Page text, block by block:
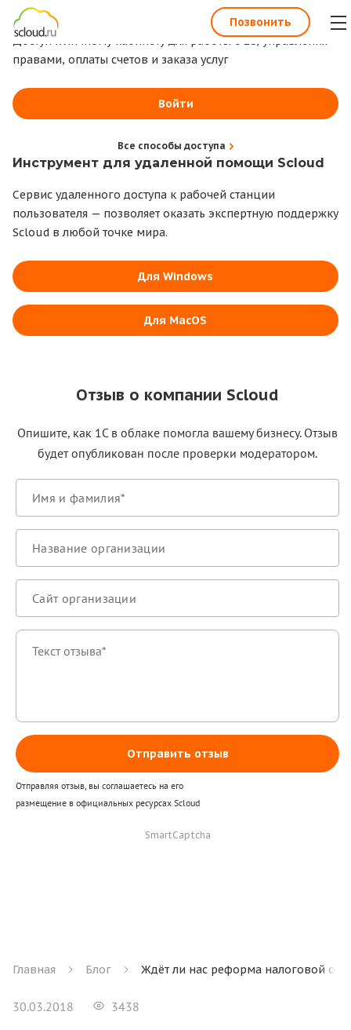
1С всегда под рукой
Доступ к личному кабинету для работы с 1С, управления
правами, оплаты счетов и заказа услуг
Войти
Все способы доступа
Инструмент для удаленной помощи Scloud
Сервис удаленного доступа к рабочей станции
пользователя — позволяет оказать экспертную поддержку
Scloud в любой точке мира.
Для Windows
Для MacOS
Позвонить
Отзыв о компании Scloud
Опишите, как 1С в облаке помогла вашему бизнесу. Отзыв
будет опубликован после проверки модератором.
Отправить отзыв
Отправляя отзыв, вы соглашаетесь на его
размещение в официальных ресурсах Scloud
SmartCaptcha
Главная Блог Ждёт ли нас реформа налоговой
30.03.2018 3438